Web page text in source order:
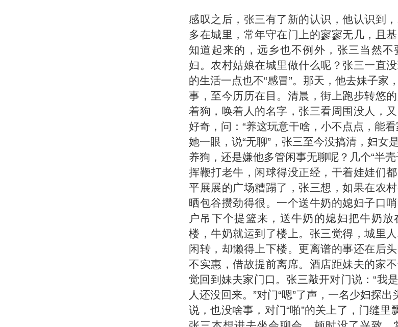
感叹之后，张三有了新的认识，他认识到
多在城里，常年守在门上的寥寥无几，且
知道起来的，远乡也不例外，张三当然不
妇。农村姑娘在城里做什么呢？张三一直
的生活一点也不“感冒”。那天，他去妹子家
事，至今历历在目。清晨，街上跑步转悠
着狗，唤着人的名字，张三看周围没人，
好奇，问：“养这玩意干啥，小不点点，能
她一眼，说“无聊”，张三至今没搞清，妇女
养狗，还是嫌他多管闲事无聊呢？几个“半
挥鞭打老牛，闲球得没正经，干着娃娃们
平展展的广场糟蹋了，张三想，如果在农
晒包谷攒劲得很。一个送牛奶的媳妇子口
户吊下个提篮来，送牛奶的媳妇把牛奶
楼，牛奶就运到了楼上。张三觉得，城里
闲转，却懒得上下楼。更离谱的事还在后
不实惠，借故提前离席。酒店距妹夫的家
觉回到妹夫家门口。张三敲开对门说：“我
人还没回来。”对门“嗯”了声，一名少妇探出
说，也没啥事，对门“啪”的关上了，门缝里